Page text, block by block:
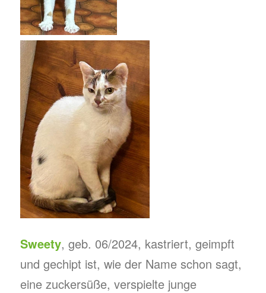
Sweety, geb. 06/2024, kastriert, geimpft
und gechipt ist, wie der Name schon sagt,
eine zuckersüße, verspielte junge